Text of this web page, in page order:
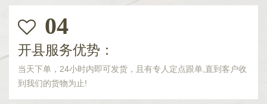
04
开县服务优势：
当天下单，24小时内即可发货，且有专人定点跟单,直到客户收
到我们的货物为止!